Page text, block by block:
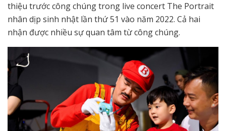
thiệu trước công chúng trong live concert The Portrait
nhân dịp sinh nhật lần thứ 51 vào năm 2022. Cả hai
nhận được nhiều sự quan tâm từ công chúng.